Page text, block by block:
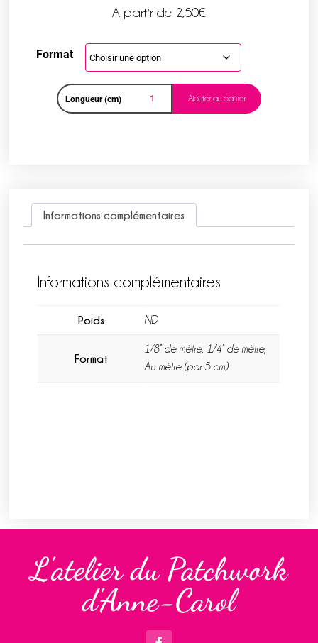
A partir de 2,50€
Format
Longueur (cm) Ajouter au panier
Informations complémentaires
Informations complémentaires
Poids ND
Format
1/8° de mètre, 1/4° de mètre,
Au mètre (par 5 cm)
L'atelier du Patchwork
d'Anne-Carol